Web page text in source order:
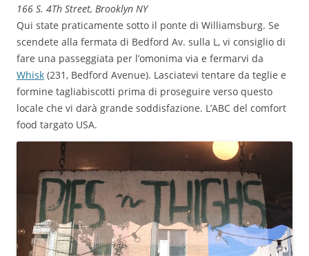
166 S. 4Th Street, Brooklyn NY
Qui state praticamente sotto il ponte di Williamsburg. Se
scendete alla fermata di Bedford Av. sulla L, vi consiglio di
fare una passeggiata per l’omonima via e fermarvi da
Whisk (231, Bedford Avenue). Lasciatevi tentare da teglie e
formine tagliabiscotti prima di proseguire verso questo
locale che vi darà grande soddisfazione. L’ABC del comfort
food targato USA.